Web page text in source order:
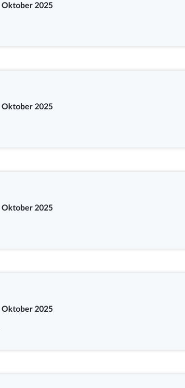
Oktober 2025
Oktober 2025
Oktober 2025
Oktober 2025